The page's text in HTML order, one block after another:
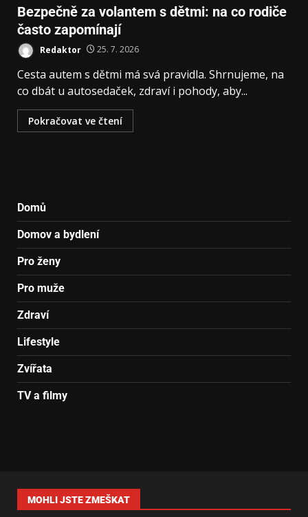
Bezpečně za volantem s dětmi: na co rodiče
často zapomínají
Redaktor 25. 7. 2026
Cesta autem s dětmi má svá pravidla. Shrnujeme, na
co dbát u autosedaček, zdraví i pohody, aby...
Pokračovat ve čtení
Domů
Domov a bydlení
Pro ženy
Pro muže
Zdraví
Lifestyle
Zvířata
TV a filmy
MOHLI JSTE ZMEŠKAT